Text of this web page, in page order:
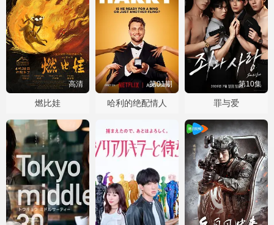
高清
燃比娃
第01期
哈利的绝配情人
第10集
罪与爱